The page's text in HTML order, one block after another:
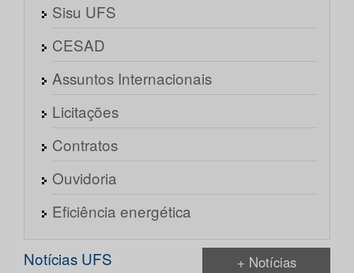
Sisu UFS
CESAD
Assuntos Internacionais
Licitações
Contratos
Ouvidoria
Eficiência energética
Notícias UFS + Notícias